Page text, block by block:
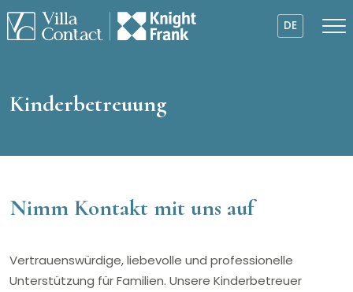
DE
Kinderbetreuung
Nimm Kontakt mit uns auf
Vertrauenswürdige, liebevolle und professionelle
Unterstützung für Familien. Unsere Kinderbetreuer